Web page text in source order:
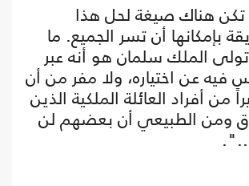
هناك صيغة لحل هذا
بإمكانها أن تسر الجميع. ما
الملك سلمان هو أنه عبر
فيه عن اختياره، ولا مفر من أن
من أفراد العائلة الملكية الذين
ومن الطبيعي أن بعضهم لن